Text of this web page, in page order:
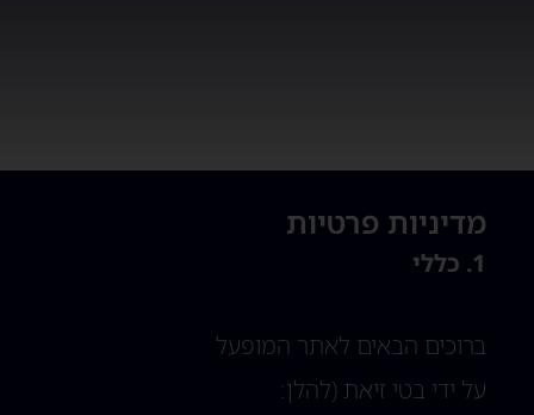
מדיניות פרטיות
1. כללי
ברוכים הבאים לאתר המופעל
על ידי בטי זיאת (להלן: